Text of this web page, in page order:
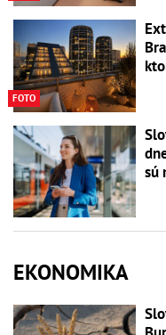
FOTO
sú
EKONOMIKA